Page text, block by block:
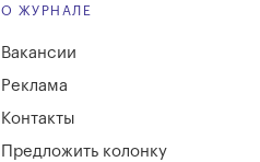
О ЖУРНАЛЕ
Вакансии
Реклама
Контакты
Предложить колонку